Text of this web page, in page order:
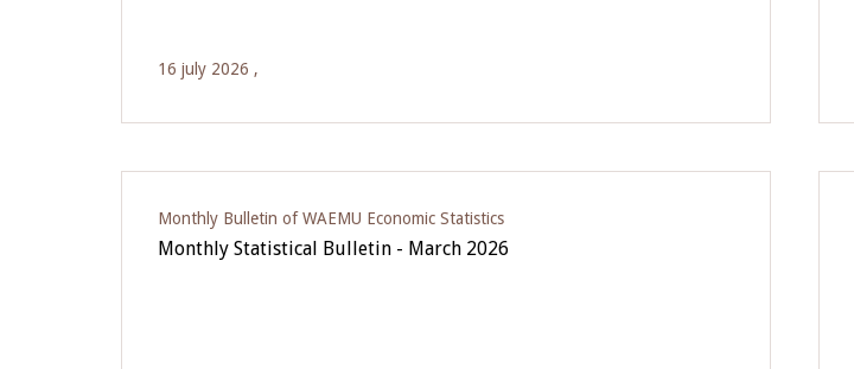
16 july 2026 ,
Monthly Bulletin of WAEMU Economic Statistics
Monthly Statistical Bulletin - March 2026